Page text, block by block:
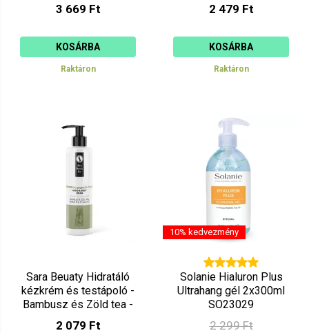
3 669 Ft
KOSÁRBA
Raktáron
2 479 Ft
KOSÁRBA
Raktáron
Sara Beuaty Hidratáló
kézkrém és testápoló -
Bambusz és Zöld tea -
250ml
2 079 Ft
10% kedvezmény
Solanie Hialuron Plus
Ultrahang gél 2x300ml
SO23029
2 299 Ft